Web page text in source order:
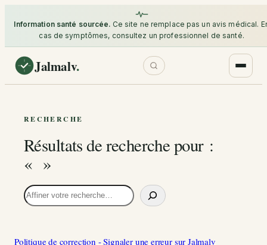
Information santé sourcée. Ce site ne remplace pas un avis médical.
cas de symptômes, consultez un professionnel de santé.
Jalmalv.
RECHERCHE
Résultats de recherche pour :
« »
Rechercher
Politique de correction - Signaler une erreur sur Jalmalv